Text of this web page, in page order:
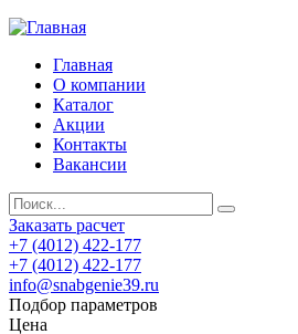
Главная
О компании
Каталог
Акции
Контакты
Вакансии
Заказать расчет
+7 (4012) 422-177
+7 (4012) 422-177
info@snabgenie39.ru
Подбор параметров
Цена